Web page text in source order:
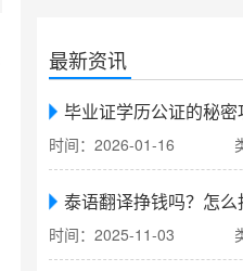
最新资讯
毕业证学历公证的秘
时间：2026-01-16
泰语翻译挣钱吗？怎
时间：2025-11-03